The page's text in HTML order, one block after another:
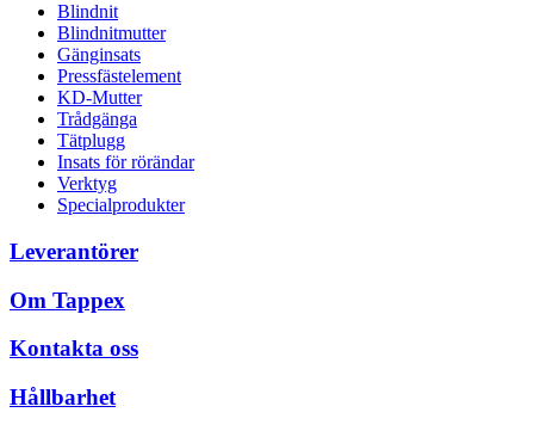
Blindnit
Blindnitmutter
Gänginsats
Pressfästelement
KD-Mutter
Trådgänga
Tätplugg
Insats för rörändar
Verktyg
Specialprodukter
Leverantörer
Om Tappex
Kontakta oss
Hållbarhet